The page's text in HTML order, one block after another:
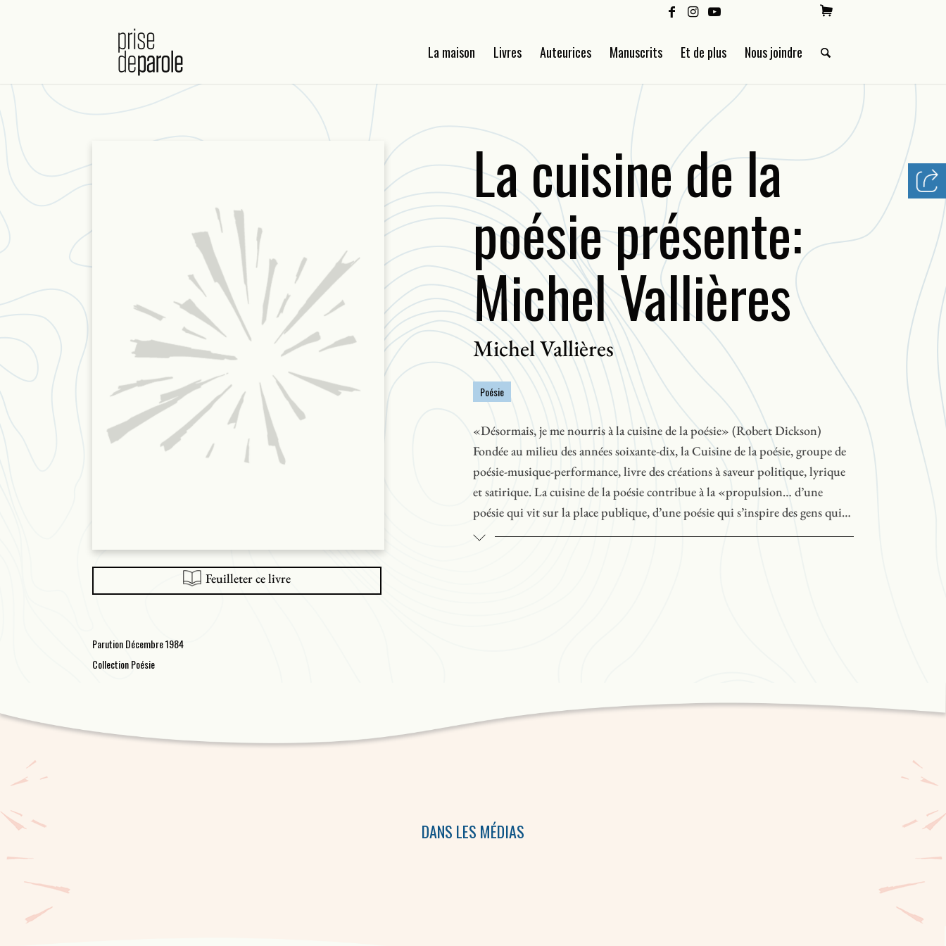
La maison Livres Auteurices Manuscrits Et de plus Nous joindre
Feuilleter ce livre
Parution Décembre 1984
Collection Poésie
La cuisine de la
poésie présente:
Michel Vallières
Michel Vallières
Poésie
«Désormais, je me nourris à la cuisine de la poésie» (Robert Dickson)
Fondée au milieu des années soixante-dix, la Cuisine de la poésie, groupe de
poésie-musique-performance, livre des créations à saveur politique, lyrique
et satirique. La cuisine de la poésie contribue à la «propulsion… d’une
poésie qui vit sur la place publique, d’une poésie qui s’inspire des gens qui
l’entourent et qui se raconte aux gens qui l’entourent» (Liaison, n° 121).
DANS LES MÉDIAS